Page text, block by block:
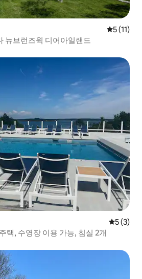
평점 5점
5 (11)
뉴브런즈윅 디어아일랜드
평점 5점
5 (3)
택, 수영장 이용 가능, 침실 2개